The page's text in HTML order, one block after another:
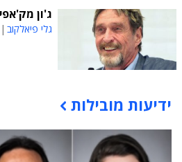
ג'ון
גלי פיאלקוב
תוכן פרסומי
ידיעות מובילות